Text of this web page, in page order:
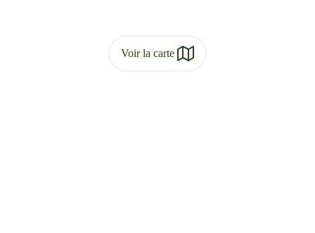
Voir la carte